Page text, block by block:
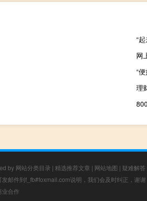
“
网
“
理
by 网站分类目录 | 精选推荐文章 | 网站地图 | 疑难解答
邮件到f_fb#foxmail.com说明，我们会及时纠正，谢谢
合作